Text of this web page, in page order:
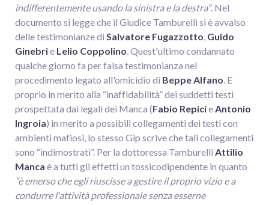
indifferentemente usando la sinistra e la destra”. Nel
documento si legge che il Giudice Tamburelli si è avvalso
delle testimonianze di Salvatore Fugazzotto, Guido
Ginebrie Lelio Coppolino. Quest'ultimo condannato
qualche giorno fa per falsa testimonianza nel
procedimento legato all'omicidio di Beppe Alfano. E
proprio in merito alla “inaffidabilità” dei suddetti testi
prospettata dai legali dei Manca (Fabio RepicieAntonio
Ingroia) in merito a possibili collegamenti dei testi con
ambienti mafiosi, lo stesso Gip scrive che tali collegamenti
sono “indimostrati”. Per la dottoressa Tamburelli Attilio
Manca è a tutti gli effetti un tossicodipendente in quanto
“è emerso che egli riuscisse a gestire il proprio vizio e a
condurre l'attività professionale senza esserne